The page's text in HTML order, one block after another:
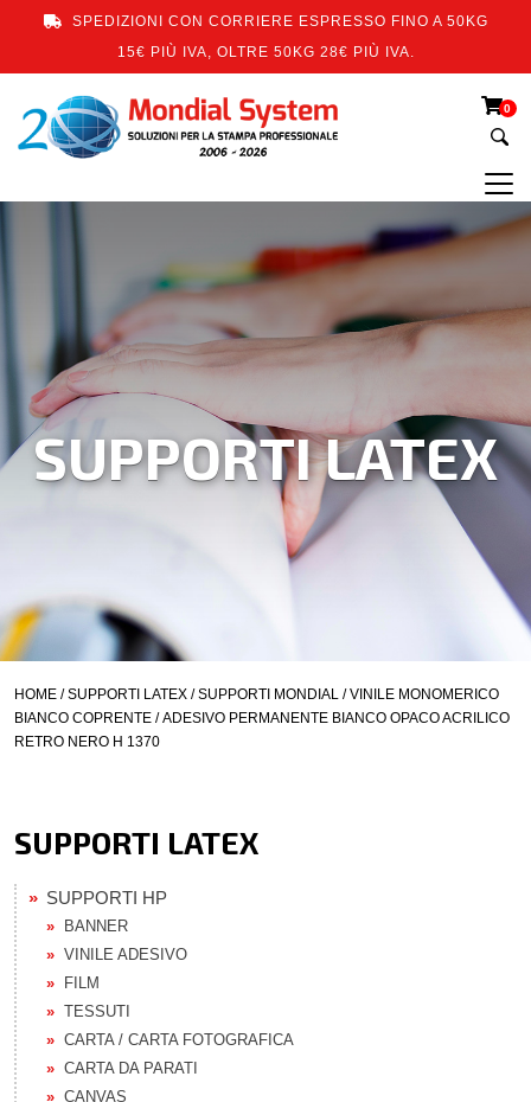
SPEDIZIONI CON CORRIERE ESPRESSO FINO A 50KG
15€ PIÙ IVA, OLTRE 50KG 28€ PIÙ IVA.
0
SUPPORTI LATEX
HOME /SUPPORTI LATEX /SUPPORTI MONDIAL /VINILE MONOMERICO
BIANCO COPRENTE / ADESIVO PERMANENTE BIANCO OPACO ACRILICO
RETRO NERO H 1370
SUPPORTI LATEX
SUPPORTI HP
BANNER
VINILE ADESIVO
FILM
TESSUTI
CARTA / CARTA FOTOGRAFICA
CARTA DA PARATI
CANVAS